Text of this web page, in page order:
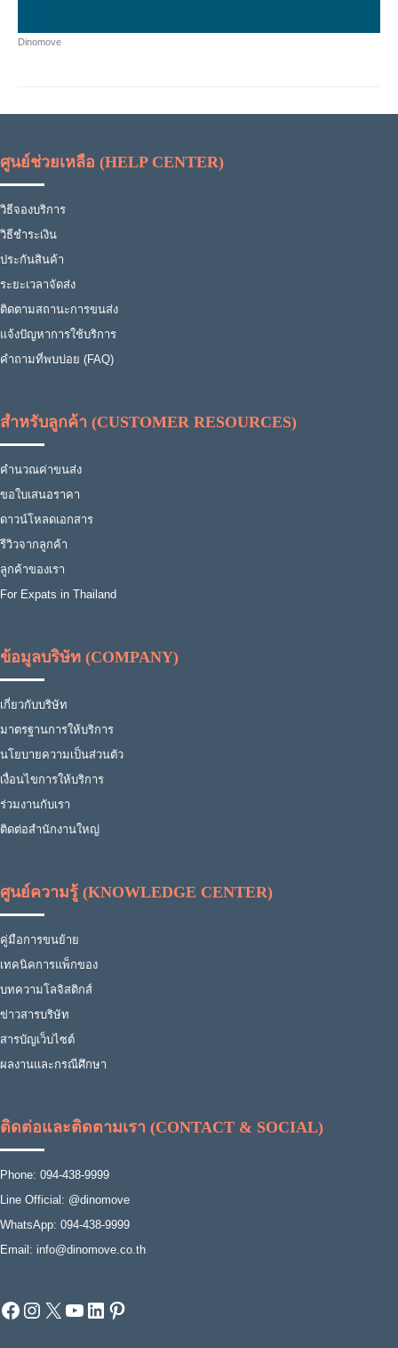
Dinomove
ศูนย์ช่วยเหลือ (HELP CENTER)
วิธีจองบริการ
วิธีชำระเงิน
ประกันสินค้า
ระยะเวลาจัดส่ง
ติดตามสถานะการขนส่ง
แจ้งปัญหาการใช้บริการ
คำถามที่พบบ่อย (FAQ)
สำหรับลูกค้า (CUSTOMER RESOURCES)
คำนวณค่าขนส่ง
ขอใบเสนอราคา
ดาวน์โหลดเอกสาร
รีวิวจากลูกค้า
ลูกค้าของเรา
For Expats in Thailand
ข้อมูลบริษัท (COMPANY)
เกี่ยวกับบริษัท
มาตรฐานการให้บริการ
นโยบายความเป็นส่วนตัว
เงื่อนไขการให้บริการ
ร่วมงานกับเรา
ติดต่อสำนักงานใหญ่
ศูนย์ความรู้ (KNOWLEDGE CENTER)
คู่มือการขนย้าย
เทคนิคการแพ็กของ
บทความโลจิสติกส์
ข่าวสารบริษัท
สารบัญเว็บไซต์
ผลงานและกรณีศึกษา
ติดต่อและติดตามเรา (CONTACT & SOCIAL)
Phone: 094-438-9999
Line Official: @dinomove
WhatsApp: 094-438-9999
Email: info@dinomove.co.th
Facebook
Instagram
X YouTube
LinkedIn
Pinterest